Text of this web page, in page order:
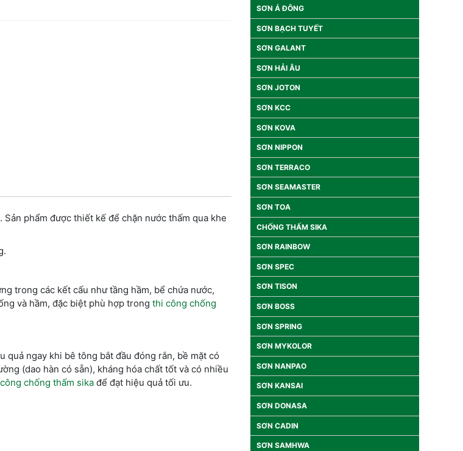
phẩm được thiết kế để chặn nước thấm qua khe
trong các kết cấu như tầng hầm, bể chứa nước,
và hầm, đặc biệt phù hợp trong thi công chống
quả ngay khi bê tông bắt đầu đóng rắn, bề mặt có
(dao hàn có sẵn), kháng hóa chất tốt và có nhiều
chống thấm sika để đạt hiệu quả tối ưu.
SƠN Á ĐÔNG
SƠN BẠCH TUYẾT
SƠN GALANT
SƠN HẢI ÂU
SƠN JOTON
SƠN KCC
SƠN KOVA
SƠN NIPPON
SƠN TERRACO
SƠN SEAMASTER
SƠN TOA
CHỐNG THẤM SIKA
SƠN RAINBOW
SƠN SPEC
SƠN TISON
SƠN BOSS
SƠN SPRING
SƠN MYKOLOR
SƠN NANPAO
SƠN KANSAI
SƠN DONASA
SƠN CADIN
SƠN SAMHWA